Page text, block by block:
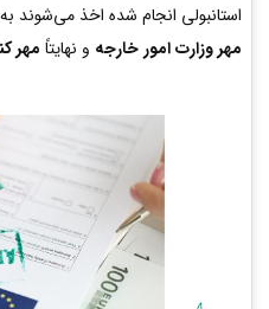
استانبولی انجام شده اخذ می‌شوند
مهر وزارت امور خارجه و نهایتاً مهر